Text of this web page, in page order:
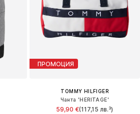
ПРОМОЦИЯ
TOMMY HILFIGER
Чанта 'HERITAGE'
59,90 €(117,15 лв.³)